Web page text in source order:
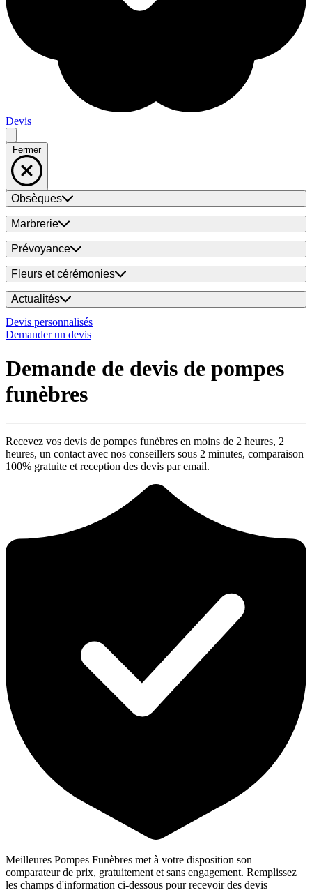
Devis
Fermer
Obsèques
Marbrerie
Prévoyance
Fleurs et cérémonies
Actualités
Devis personnalisés
Demander un devis
Demande de devis de pompes
funèbres
Recevez vos devis de pompes funèbres en moins de 2 heures, 2
heures, un contact avec nos conseillers sous 2 minutes, comparaison
100% gratuite et reception des devis par email.
Meilleures Pompes Funèbres met à votre disposition son
comparateur de prix, gratuitement et sans engagement. Remplissez
les champs d'information ci-dessous pour recevoir des devis